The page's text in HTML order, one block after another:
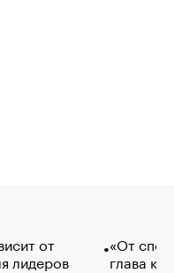
от
лидеров
«От
глава